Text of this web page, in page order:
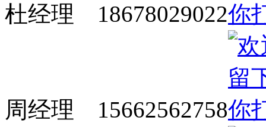
杜经理 18678029022
周经理 15662562758